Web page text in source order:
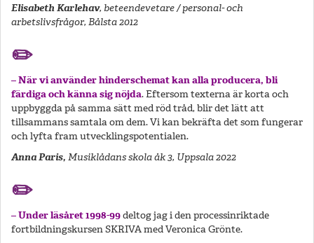
Elisabeth Karlehav, beteendevetare / personal- och
arbetslivsfrågor, Bålsta 2012
✏️
– När vi använder hinderschemat kan alla producera, bli
färdiga och känna sig nöjda. Eftersom texterna är korta och
uppbyggda på samma sätt med röd tråd, blir det lätt att
tillsammans samtala om dem. Vi kan bekräfta det som fungerar
och lyfta fram utvecklingspotentialen.
Anna Paris, Musiklådans skola åk 3, Uppsala 2022
✏️
– Under läsåret 1998-99deltog jag i den processinriktade
fortbildningskursen SKRIVA med Veronica Grönte.